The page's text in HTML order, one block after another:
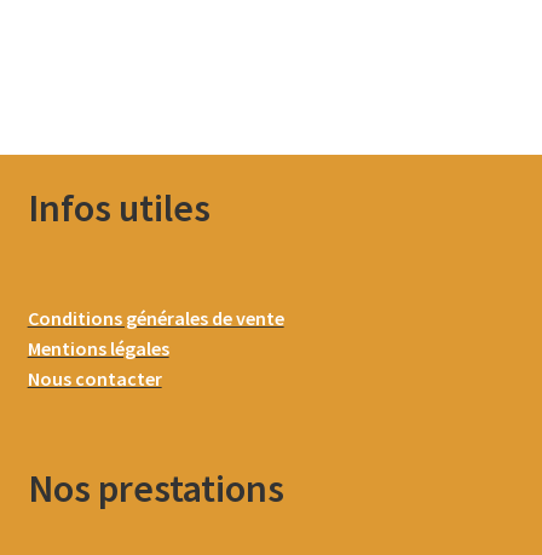
Infos utiles
Conditions générales de vente
Mentions légales
Nous contacter
Nos prestations